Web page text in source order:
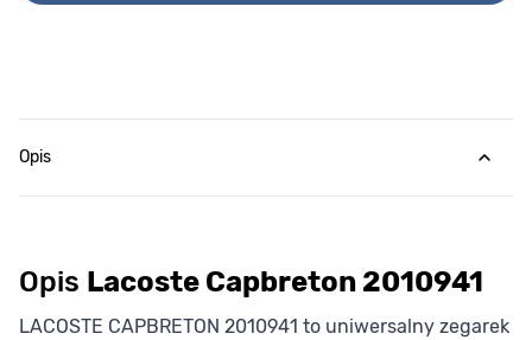
Opis
Opis Lacoste Capbreton 2010941
LACOSTE CAPBRETON 2010941 to uniwersalny zegarek